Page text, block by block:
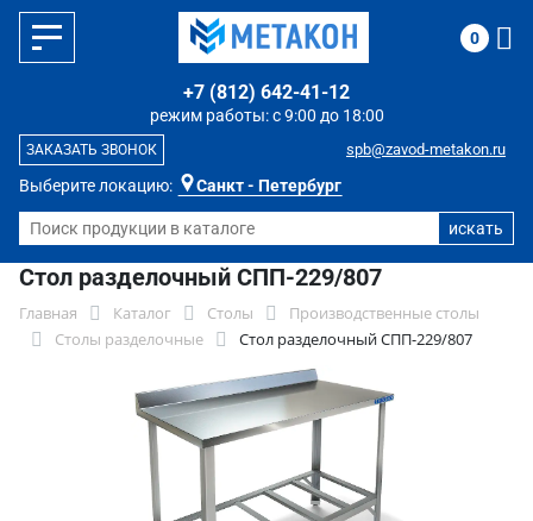
Выберите локацию: Санкт - Петербург
режим работы: с 9:00 до 18:00
+7 (812) 642-41-12
spb@zavod-metakon.ru
ЗАКАЗАТЬ ЗВОНОК
0
Стол разделочный СПП-229/807
Главная Каталог Столы
Производственные столы
Столы разделочные
Стол разделочный СПП-229/807